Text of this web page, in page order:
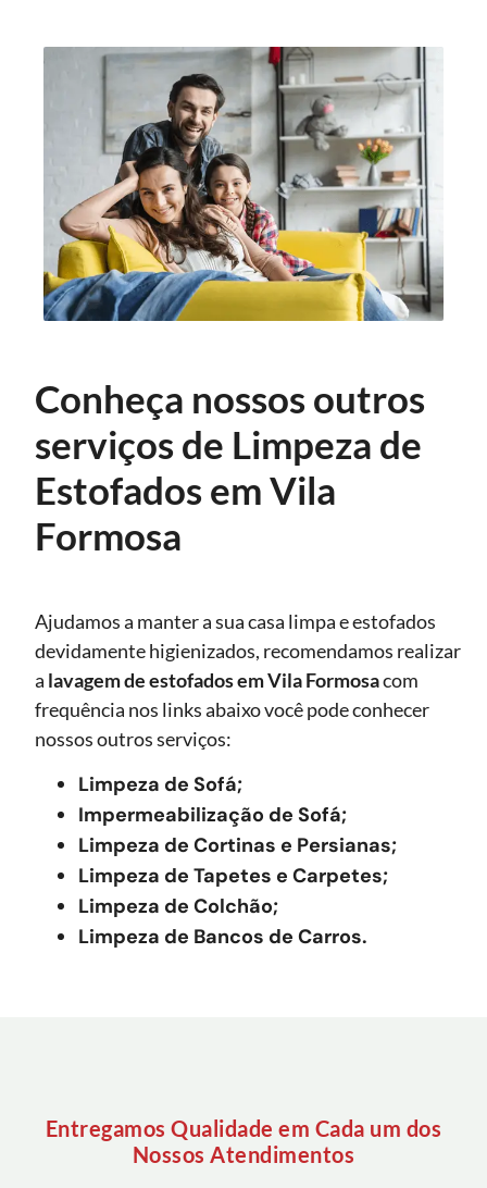
Conheça nossos outros
serviços de Limpeza de
Estofados em Vila
Formosa
Ajudamos a manter a sua casa limpa e estofados
devidamente higienizados, recomendamos realizar
a lavagem de estofadosem Vila Formosacom
frequência nos links abaixo você pode conhecer
nossos outros serviços:
Limpeza de Sofá;
Impermeabilização de Sofá;
Limpeza de Cortinas e Persianas;
Limpeza de Tapetes e Carpetes;
Limpeza de Colchão;
Limpeza de Bancos de Carros.
Entregamos Qualidade em Cada um dos
Nossos Atendimentos